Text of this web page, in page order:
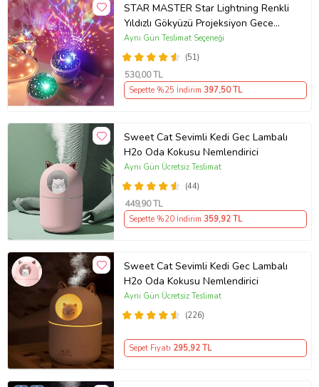
STAR MASTER Star Lightning Renkli
Yıldızlı Gökyüzü Projeksiyon Gece
Lambası (Mor)
(51)
Aynı Gün Teslimat Seçeneği
530,00 TL
Sepette %25 İndirim 397,50 TL
Sweet Cat Sevimli Kedi Gec Lambalı
H2o Oda Kokusu Nemlendirici
(44)
Aynı Gün Ücretsiz Teslimat
449,90 TL
Sepette %20 İndirim 359,92 TL
Sweet Cat Sevimli Kedi Gec Lambalı
H2o Oda Kokusu Nemlendirici
(226)
Aynı Gün Ücretsiz Teslimat
Sepet Fiyatı 295,92 TL